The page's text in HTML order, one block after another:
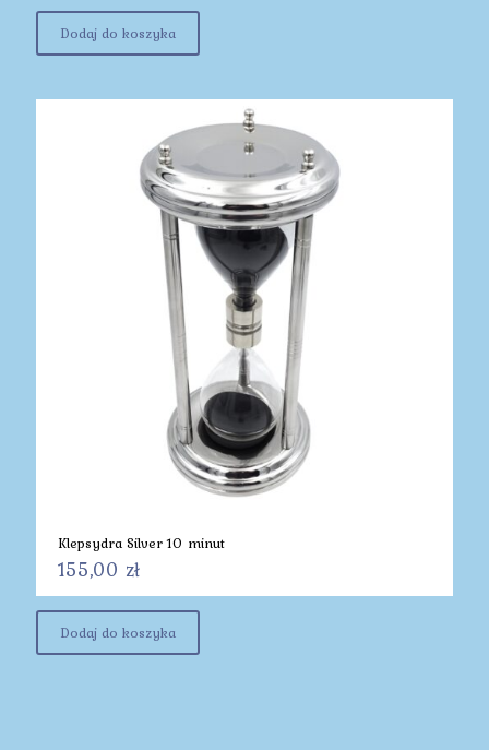
Dodaj do koszyka
Klepsydra Silver 10 minut
155,00 zł
Dodaj do koszyka